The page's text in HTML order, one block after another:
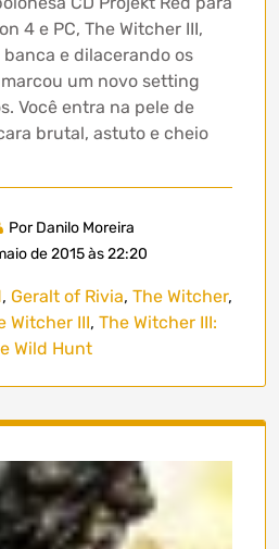
4 e PC, The Witcher III,
e dilacerando os
um novo setting
Você entra na pele de
brutal, astuto e cheio
Por Danilo Moreira
de 2015 às 22:20
, Geralt of Rivia, The Witcher,
Witcher III, The Witcher III:
Wild Hunt